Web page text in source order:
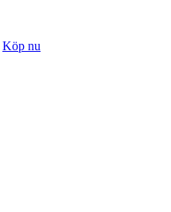
Köp nu